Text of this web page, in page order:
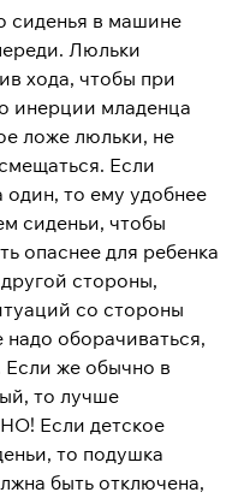
сиденья в машине
Люльки
хода, чтобы при
инерции младенца
ложе люльки, не
Если
то ему удобнее
сиденьи, чтобы
опаснее для ребенка
стороны,
со стороны
надо оборачиваться,
же обычно в
то лучше
Если детское
то подушка
быть отключена,